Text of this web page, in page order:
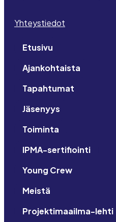
Yhteystiedot
Etusivu
Ajankohtaista
Tapahtumat
Jäsenyys
Toiminta
IPMA-sertifiointi
Young Crew
Meistä
Projektimaailma-lehti